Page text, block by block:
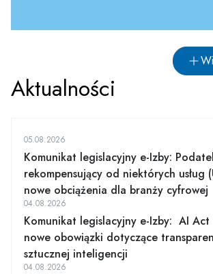
Aktualności
05.08.2026
Komunikat legislacyjny e-Izby:
rekompensujący od niektórych usług
nowe obciążenia dla branży cyfrowej
04.08.2026
Komunikat legislacyjny e-Izby: AI
nowe obowiązki dotyczące
sztucznej inteligencji
04.08.2026